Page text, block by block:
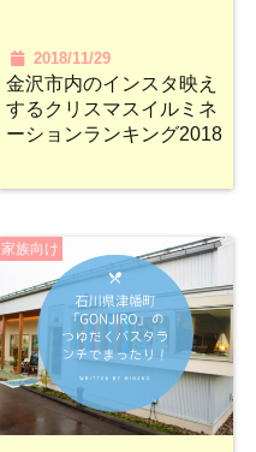
2018/11/29
金沢市内のインスタ映え
するクリスマスイルミネ
ーションランキング2018
家族向け